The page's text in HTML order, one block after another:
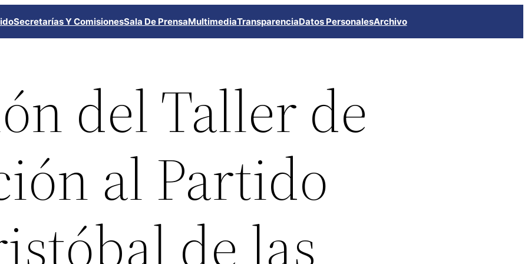
Secretarías Y ComisionesSala De PrensaMultimediaTransparenciaDatos PersonalesArchivo
del Taller de
al Partido
de las